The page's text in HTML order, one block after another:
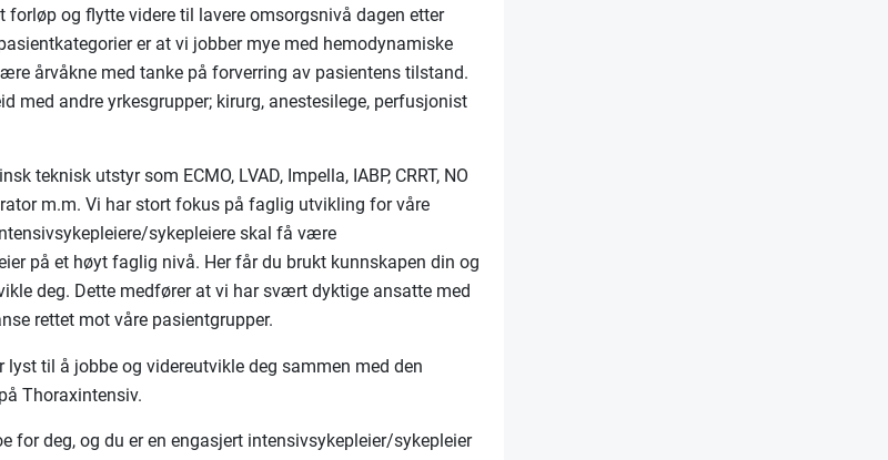
forløp og flytte videre til lavere omsorgsnivå dagen etter
er at vi jobber mye med hemodynamiske
årvåkne med tanke på forverring av pasientens tilstand.
med andre yrkesgrupper; kirurg, anestesilege, perfusjonist
teknisk utstyr som ECMO, LVAD, Impella, IABP, CRRT, NO
m.m. Vi har stort fokus på faglig utvikling for våre
sykepleiere skal få være
på et høyt faglig nivå. Her får du brukt kunnskapen din og
deg. Dette medfører at vi har svært dyktige ansatte med
rettet mot våre pasientgrupper.
lyst til å jobbe og videreutvikle deg sammen med den
Thoraxintensiv.
for deg, og du er en engasjert intensivsykepleier/sykepleier